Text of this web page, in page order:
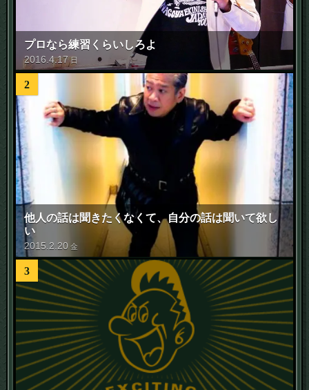
プロなら練習くらいしろよ
2016 .4.17 日
2
他人の話は聞きたくなくて、自分の話は聞いて欲し
い
2015 2 20 金
3